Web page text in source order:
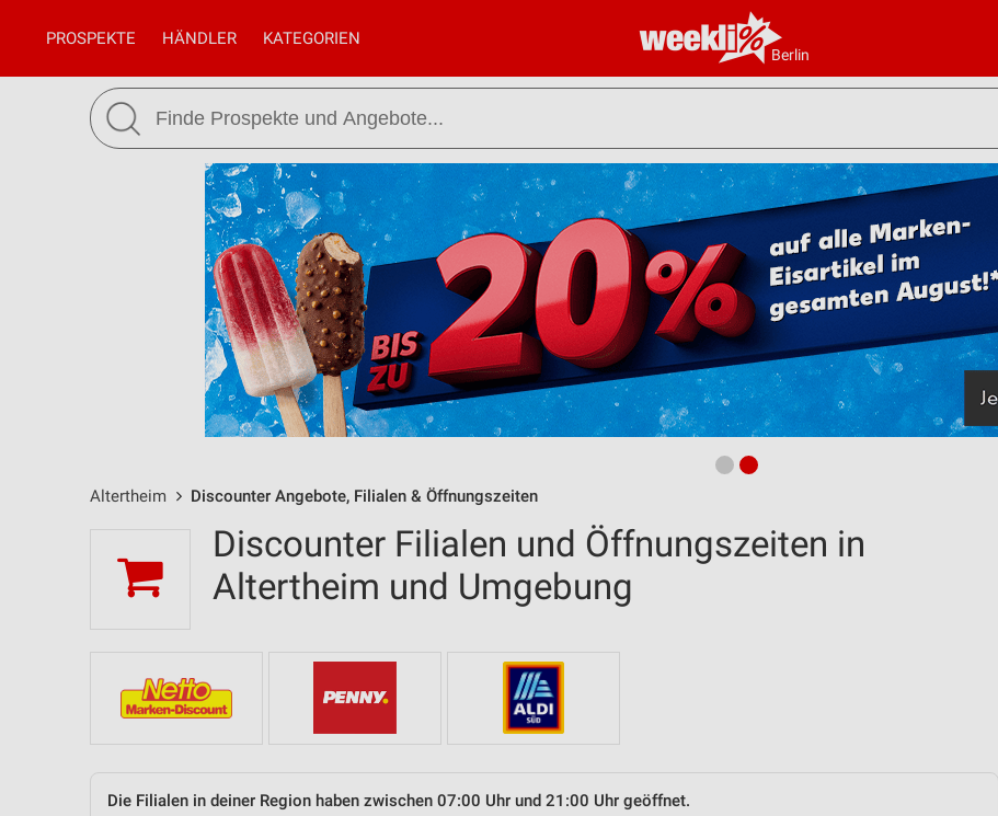
Berlin
PROSPEKTE HÄNDLER KATEGORIEN
Altertheim Discounter Angebote, Filialen & Öffnungszeiten
Discounter Filialen und Öffnungszeiten in
Altertheim und Umgebung
Die Filialen in deiner Region haben zwischen 07:00 Uhr und 21:00 Uhr geöffnet.